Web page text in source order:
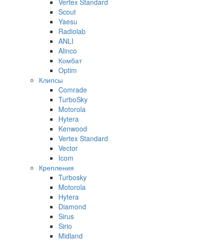
Scout
Yaesu
Radiolab
ANLI
Alinco
Комбат
Optim
Клипсы
Comrade
TurboSky
Motorola
Hytera
Kenwood
Vertex Standard
Vector
Icom
Крепления
Turbosky
Motorola
Hytera
Diamond
Sirus
Sirio
Midland